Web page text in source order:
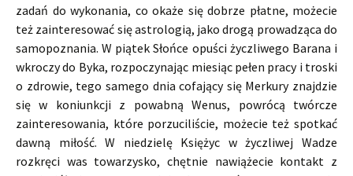
zadań do wykonania, co okaże się dobrze płatne, możecie
też zainteresować się astrologią, jako drogą prowadząca do
samopoznania. W piątek Słońce opuści życzliwego Barana i
wkroczy do Byka, rozpoczynając miesiąc pełen pracy i troski
o zdrowie, tego samego dnia cofający się Merkury znajdzie
się w koniunkcji z powabną Wenus, powrócą twórcze
zainteresowania, które porzuciliście, możecie też spotkać
dawną miłość. W niedzielę Księżyc w życzliwej Wadze
rozkręci was towarzysko, chętnie nawiążecie kontakt z